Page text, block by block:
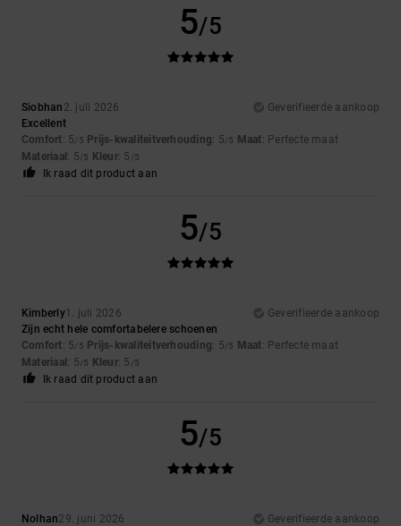
5/5
Siobhan 2. juli 2026
Geverifieerde aankoop
Excellent
Comfort: 5/5 Prijs-kwaliteitverhouding: 5/5 Maat: Perfecte maat
Materiaal: 5/5 Kleur: 5 /5
Ik raad dit product aan
5/5
Kimberly1. juli 2026
Geverifieerde aankoop
Zijn echt hele comfortabelere schoenen
Comfort: 5/5 Prijs-kwaliteitverhouding: 5/5 Maat: Perfecte maat
Materiaal: 5/5 Kleur: 5 /5
Ik raad dit product aan
5/5
Nolhan29. juni 2026
Geverifieerde aankoop